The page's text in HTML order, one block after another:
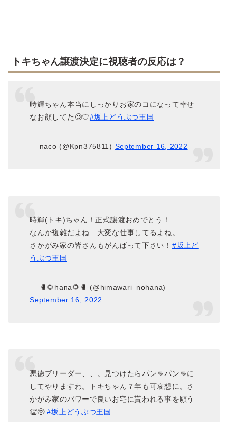
トキちゃん譲渡決定に視聴者の反応は？
時輝ちゃん本当にしっかりお家のコになって幸せ
なお顔してた🥲♡#坂上どうぶつ王国
— naco (@Kpn375811) September 16, 2022
時輝(トキ)ちゃん！正式譲渡おめでとう！
なんか複雑だよね…大変な仕事してるよね。
さかがみ家の皆さんもがんばって下さい！ #坂上ど
うぶつ王国
— 🥊🌻hana🌻🥊 (@himawari_nohana)
September 16, 2022
悪徳ブリーダー、、。見つけたらパン👊パン👊に
してやりますわ。トキちゃん７年も可哀想に。さ
かがみ家のパワーで良いお宅に貰われる事を願う
👏🥺#坂上どうぶつ王国